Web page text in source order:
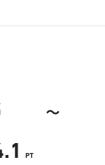
～
PT